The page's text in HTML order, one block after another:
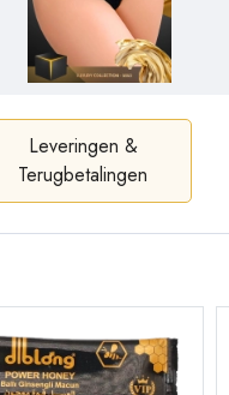
Leveringen &
Terugbetalingen